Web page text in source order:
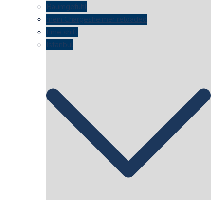
Baumgefühl
mein Chargesheimer reloaded
time shift
Istanbul